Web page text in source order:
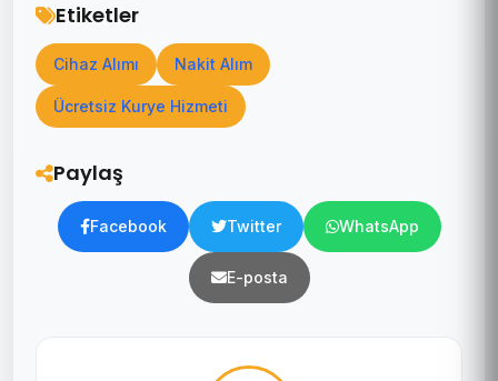
Etiketler
Cihaz Alımı Nakit Alım
Ücretsiz Kurye Hizmeti
Paylaş
Facebook Twitter WhatsApp
E-posta